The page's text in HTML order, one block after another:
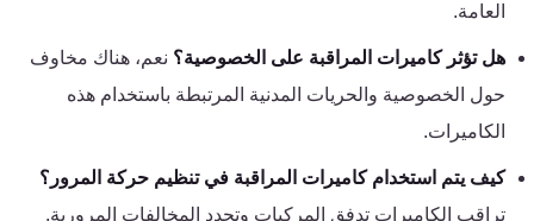
العامة.
هل تؤثر كاميرات المراقبة على الخصوصية؟نعم، هناك مخاوف
حول الخصوصية والحريات المدنية المرتبطة باستخدام هذه
الكاميرات.
كيف يتم استخدام كاميرات المراقبة في تنظيم حركة المرور؟
تراقب الكاميرات تدفق المركبات وتحدد المخالفات المرورية.